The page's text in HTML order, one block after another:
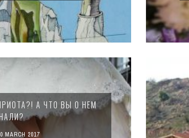
А ЧТО ВЫ О НЕМ
MARCH 2017